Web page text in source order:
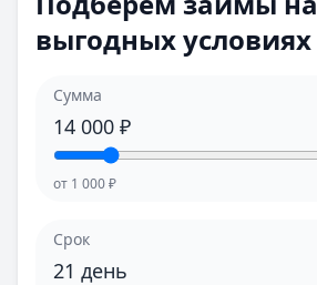
выгодных условиях
Сумма
14 000 ₽
от 1 000₽
Срок
21 день